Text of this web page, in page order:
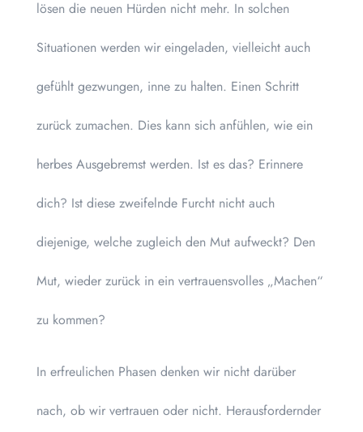
lösen die neuen Hürden nicht mehr. In solchen
Situationen werden wir eingeladen, vielleicht auch
gefühlt gezwungen, inne zu halten. Einen Schritt
zurück zumachen. Dies kann sich anfühlen, wie ein
herbes Ausgebremst werden. Ist es das? Erinnere
dich? Ist diese zweifelnde Furcht nicht auch
diejenige, welche zugleich den Mut aufweckt? Den
Mut, wieder zurück in ein vertrauensvolles „Machen“
zu kommen?
In erfreulichen Phasen denken wir nicht darüber
nach, ob wir vertrauen oder nicht. Herausfordernder